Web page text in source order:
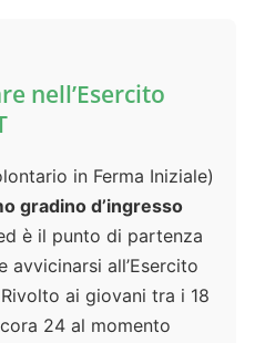
nell’Esercito
in Ferma Iniziale)
gradino d’ingresso
è il punto di partenza
avvicinarsi all’Esercito
ai giovani tra i 18
24 al momento